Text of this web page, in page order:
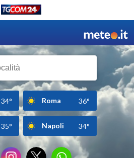
34° Roma 36°
35° Napoli 34°